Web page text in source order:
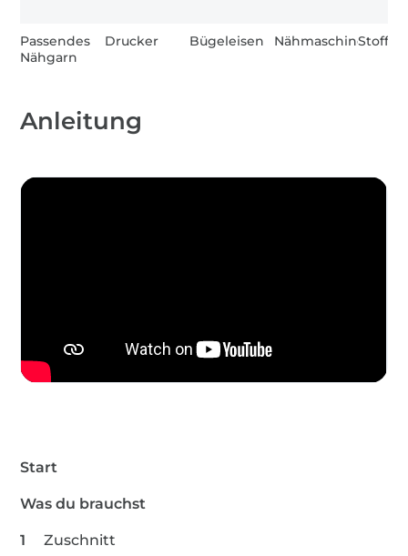
Passendes
Nähgarn
Drucker Bügeleisen Nähmaschine
Anleitung
Start
Was du brauchst
Zuschnitt